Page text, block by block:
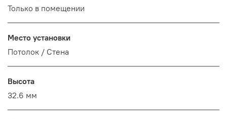
Только в помещении
Место установки
Потолок / Cтена
Высота
32.6 мм